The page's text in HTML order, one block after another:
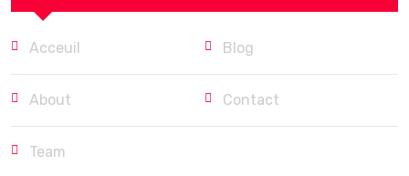
Acceuil Blog
About Contact
Team